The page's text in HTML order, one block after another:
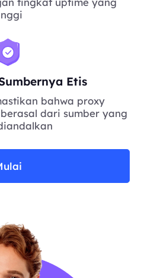
Etis
bahwa proxy
dari sumber yang